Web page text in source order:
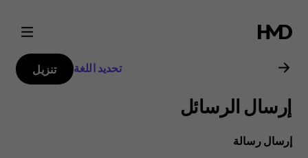
دليل
مستخدم
Nokia
G21
تحديد اللغة تنزيل
إرسال الرسائل
إرسال رسالة